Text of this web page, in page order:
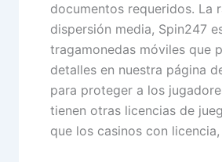
documentos requeridos. La
dispersión media, Spin247
tragamonedas móviles que
detalles en nuestra página
para proteger a los
tienen otras licencias de
que los casinos con